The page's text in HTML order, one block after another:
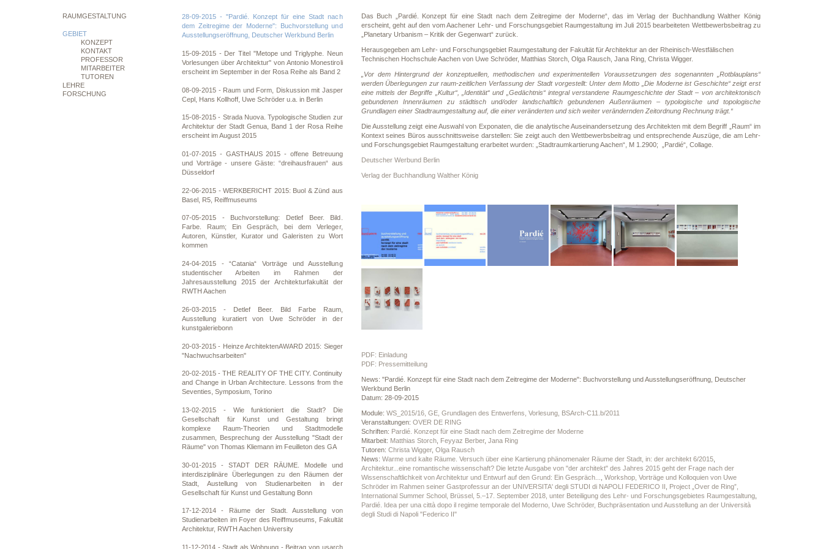
RAUMGESTALTUNG
GEBIET
KONZEPT
KONTAKT
PROFESSOR
MITARBEITER
TUTOREN
LEHRE
FORSCHUNG
28-09-2015 - "Pardié. Konzept für eine Stadt nach
dem Zeitregime der Moderne": Buchvorstellung und
Ausstellungseröffnung, Deutscher Werkbund Berlin
15-09-2015 - Der Titel "Metope und Triglyphe. Neun
Vorlesungen über Architektur" von Antonio Monestiroli
erscheint im September in der Rosa Reihe als Band 2
08-09-2015 - Raum und Form, Diskussion mit Jasper
Cepl, Hans Kollhoff, Uwe Schröder u.a. in Berlin
15-08-2015 - Strada Nuova. Typologische Studien zur
Architektur der Stadt Genua, Band 1 der Rosa Reihe
erscheint im August 2015
01-07-2015 - GASTHAUS 2015 - offene Betreuung
und Vorträge - unsere Gäste: “dreihausfrauen“ aus
Düsseldorf
22-06-2015 - WERKBERICHT 2015: Buol & Zünd aus
Basel, R5, Reiffmuseums
07-05-2015 - Buchvorstellung: Detlef Beer. Bild.
Farbe. Raum; Ein Gespräch, bei dem Verleger,
Autoren, Künstler, Kurator und Galeristen zu Wort
kommen
24-04-2015 - “Catania“ Vorträge und Ausstellung
studentischer Arbeiten im Rahmen der
Jahresausstellung 2015 der Architekturfakultät der
RWTH Aachen
26-03-2015 - Detlef Beer. Bild Farbe Raum,
Ausstellung kuratiert von Uwe Schröder in der
kunstgaleriebonn
20-03-2015 - Heinze ArchitektenAWARD 2015: Sieger
"Nachwuchsarbeiten"
20-02-2015 - THE REALITY OF THE CITY. Continuity
and Change in Urban Architecture. Lessons from the
Seventies, Symposium, Torino
13-02-2015 - Wie funktioniert die Stadt? Die
Gesellschaft für Kunst und Gestaltung bringt
komplexe Raum-Theorien und Stadtmodelle
zusammen, Besprechung der Ausstellung "Stadt der
Räume" von Thomas Kliemann im Feuilleton des GA
30-01-2015 - STADT DER RÄUME. Modelle und
interdisziplinäre Überlegungen zu den Räumen der
Stadt, Austellung von Studienarbeiten in der
Gesellschaft für Kunst und Gestaltung Bonn
17-12-2014 - Räume der Stadt. Ausstellung von
Studienarbeiten im Foyer des Reiffmuseums, Fakultät
Architektur, RWTH Aachen University
11-12-2014 - Stadt als Wohnung - Beitrag von usarch
Das Buch „Pardié. Konzept für eine Stadt nach dem Zeitregime der Moderne“, das im Verlag der Buchhandlung Walther König
erscheint, geht auf den vom Aachener Lehr- und Forschungsgebiet Raumgestaltung im Juli 2015 bearbeiteten Wettbewerbsbeitrag zu
„Planetary Urbanism – Kritik der Gegenwart“ zurück.
Herausgegeben am Lehr- und Forschungsgebiet Raumgestaltung der Fakultät für Architektur an der Rheinisch-Westfälischen
Technischen Hochschule Aachen von Uwe Schröder, Matthias Storch, Olga Rausch, Jana Ring, Christa Wigger.
„Vor dem Hintergrund der konzeptuellen, methodischen und experimentellen Voraussetzungen des sogenannten „Rotblauplans“
werden Überlegungen zur raum-zeitlichen Verfassung der Stadt vorgestellt: Unter dem Motto „Die Moderne ist Geschichte“ zeigt erst
eine mittels der Begriffe „Kultur“, „Identität“ und „Gedächtnis“ integral verstandene Raumgeschichte der Stadt – von architektonisch
gebundenen Innenräumen zu städtisch und/oder landschaftlich gebundenen Außenräumen – typologische und topologische
Grundlagen einer Stadtraumgestaltung auf, die einer veränderten und sich weiter verändernden Zeitordnung Rechnung trägt.“
Die Ausstellung zeigt eine Auswahl von Exponaten, die die analytische Auseinandersetzung des Architekten mit dem Begriff „Raum“ im
Kontext seines Büros ausschnittsweise darstellen: Sie zeigt auch den Wettbewerbsbeitrag und entsprechende Auszüge, die am Lehr-
und Forschungsgebiet Raumgestaltung erarbeitet wurden: „Stadtraumkartierung Aachen“, M 1.2900; „Pardié“, Collage.
Deutscher Werbund Berlin
Verlag der Buchhandlung Walther König
PDF: Einladung
PDF: Pressemitteilung
News: "Pardié. Konzept für eine Stadt nach dem Zeitregime der Moderne": Buchvorstellung und Ausstellungseröffnung, Deutscher
Werkbund Berlin
Datum: 28-09-2015
Module: WS_2015/16, GE, Grundlagen des Entwerfens, Vorlesung, BSArch-C11.b/2011
Veranstaltungen: OVER DE RING
Schriften: Pardié. Konzept für eine Stadt nach dem Zeitregime der Moderne
Mitarbeit: Matthias Storch, Feyyaz Berber, Jana Ring
Tutoren: Christa Wigger, Olga Rausch
News: Warme und kalte Räume. Versuch über eine Kartierung phänomenaler Räume der Stadt, in: der architekt 6/2015,
Architektur...eine romantische wissenschaft? Die letzte Ausgabe von "der architekt" des Jahres 2015 geht der Frage nach der
Wissenschaftlichkeit von Architektur und Entwurf auf den Grund: Ein Gespräch...
Workshop, Vorträge und Kolloquien von Uwe
Schröder im Rahmen seiner Gastprofessur an der UNIVERSITA' degli STUDI di NAPOLI FEDERICO II
Project „Over de Ring”,
International Summer School, Brüssel, 5.–17. September 2018, unter Beteiligung des Lehr- und Forschungsgebietes Raumgestaltung,
Pardié. Idea per una città dopo il regime temporale del Moderno, Uwe Schröder, Buchpräsentation und Ausstellung an der Università
degli Studi di Napoli "Federico II"